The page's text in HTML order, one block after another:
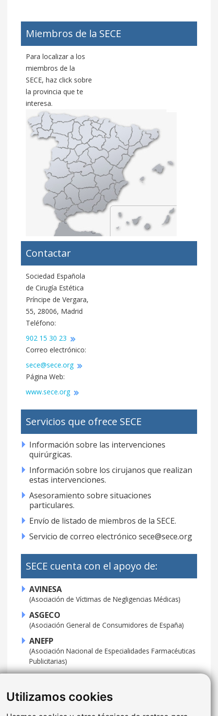
Utilizamos cookies
Miembros de la SECE
Para localizar a los
miembros de la
SECE, haz click sobre
la provincia que te
interesa.
Contactar
Sociedad Española
de Cirugía Estética
Príncipe de Vergara,
55, 28006, Madrid
Teléfono:
902 15 30 23
Correo electrónico:
sece@sece.org
Página Web:
www.sece.org
Servicios que ofrece SECE
Información sobre las intervenciones
quirúrgicas.
Información sobre los cirujanos que realizan
estas intervenciones.
Asesoramiento sobre situaciones
particulares.
Envío de listado de miembros de la SECE.
Servicio de correo electrónico sece@sece.org
SECE cuenta con el apoyo de:
AVINESA
(Asociación de Víctimas de Negligencias Médicas)
ASGECO
(Asociación General de Consumidores de España)
ANEFP
(Asociación Nacional de Especialidades Farmacéuticas
Publicitarias)
FEDOM
del Daño Médico)